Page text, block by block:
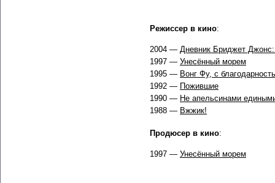
Режиссер в кино:
2004 — Дневник Бриджет Джонс:
1997 — Унесённый морем
1995 — Вонг Фу, с
1992 — Пожившие
1990 — Не апельсинами
1988 — Вжжик!
Продюсер в кино:
1997 — Унесённый морем